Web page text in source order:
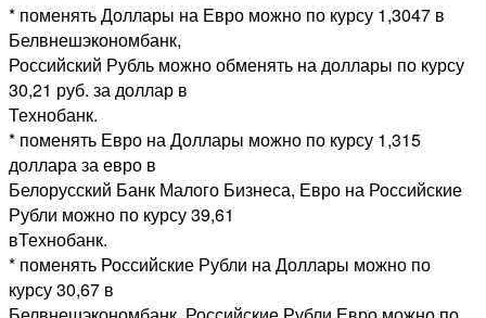
* поменять Доллары на Евро можно по курсу 1,3047 в
Белвнешэкономбанк,
Российский Рубль можно обменять на доллары по курсу
30,21 руб. за доллар в
Технобанк.
* поменять Евро на Доллары можно по курсу 1,315
доллара за евро в
Белорусский Банк Малого Бизнеса, Евро на Российские
Рубли можно по курсу 39,61
вТехнобанк.
* поменять Российские Рубли на Доллары можно по
курсу 30,67 в